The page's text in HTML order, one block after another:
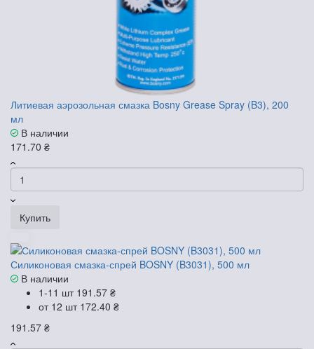
Литиевая аэрозольная смазка Bosny Grease Spray (B3), 200
мл
В наличии
171.70 ₴
Купить
Силиконовая смазка-спрей BOSNY (B3031), 500 мл
В наличии
1-11 шт 191.57 ₴
от 12 шт 172.40 ₴
191.57 ₴